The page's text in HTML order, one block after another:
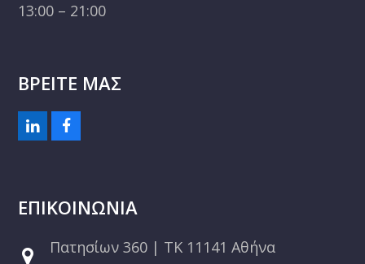
13:00 – 21:00
ΒΡΕΙΤΕ ΜΑΣ
L
d
F
o
k
ΕΠΙΚΟΙΝΩΝΙΑ
Πατησίων 360 | ΤΚ 11141 Αθήνα